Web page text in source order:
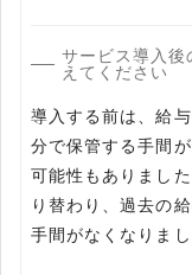
サービス導入後
えてください
導入する前は、給
分で保管する手間
可能性もありまし
り替わり、過去の
手間がなくなりまし